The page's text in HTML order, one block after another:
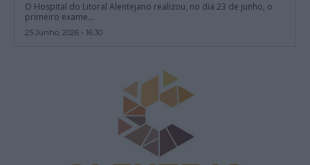
O Hospital do Litoral Alentejano realizou, no dia 23 de junho, o
primeiro exame...
25 Junho, 2026 - 16:30